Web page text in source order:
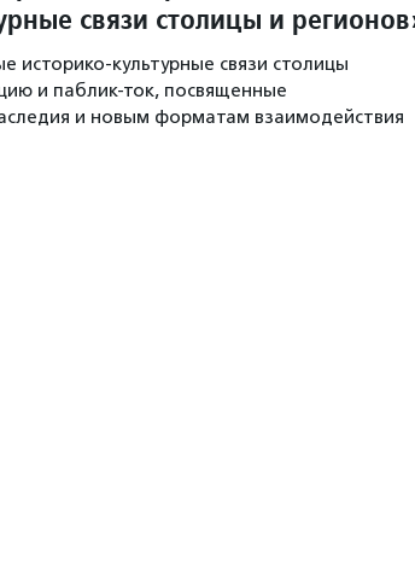
связи столицы и
культурные связи столицы
и паблик-ток, посвященные
и новым форматам взаимодействия